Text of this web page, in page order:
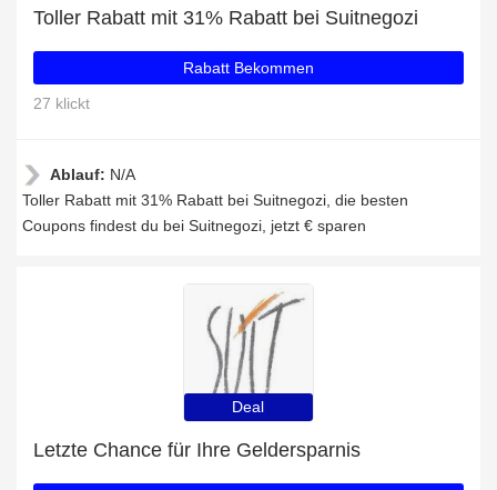
Toller Rabatt mit 31% Rabatt bei Suitnegozi
Rabatt Bekommen
27 klickt
Ablauf: N/A
Toller Rabatt mit 31% Rabatt bei Suitnegozi, die besten
Coupons findest du bei Suitnegozi, jetzt € sparen
Deal
Letzte Chance für Ihre Geldersparnis